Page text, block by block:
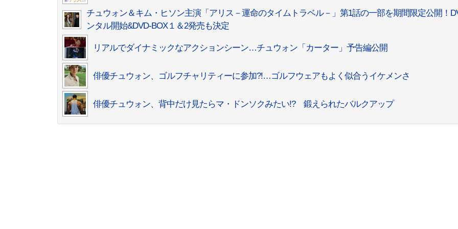
チュウォン＆キム・ヒソン主演「アリス－運命のタイムトラベル－」第1話の一部を期間限定公開！
ンタル開始&DVD-BOX１＆2発売も決定
リアルでダイナミックなアクションシーン…チュウォン「カーター」予告編公開
俳優チュウォン、ゴルフチャリティーに参加?!…ゴルフウェアもよく似合うイケメンさ
俳優チュウォン、背中だけ見たらマ・ドンソクみたい!? 鍛えられたバルクアップ